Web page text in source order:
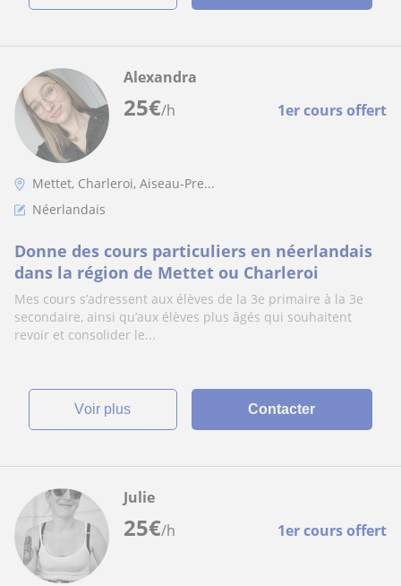
25€/h 1er cours offert
Alexandra
Mettet, Charleroi, Aiseau-Pre...
Néerlandais
Donne des cours particuliers en néerlandais
dans la région de Mettet ou Charleroi
Mes cours s’adressent aux élèves de la 3e primaire à la 3e
secondaire, ainsi qu’aux élèves plus âgés qui souhaitent
revoir et consolider le...
voir plus Contacter
25€/h 1er cours offert
Julie